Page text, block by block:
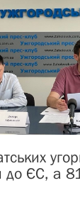
до ЄС, а